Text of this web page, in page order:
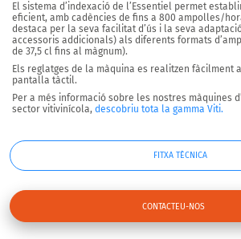
El sistema d’indexació de l’Essentiel permet
eficient, amb cadències de fins a 800 ampolles/
destaca per la seva facilitat d’ús i la seva
accessoris addicionals) als diferents formats
de 37,5 cl fins al màgnum).
Els reglatges de la màquina es realitzen fàcilment
pantalla tàctil.
Per a més informació sobre les nostres màquines
sector vitivinícola, descobriu tota la gamma Viti.
FITXA TÈCNICA
CONTACTEU-NOS